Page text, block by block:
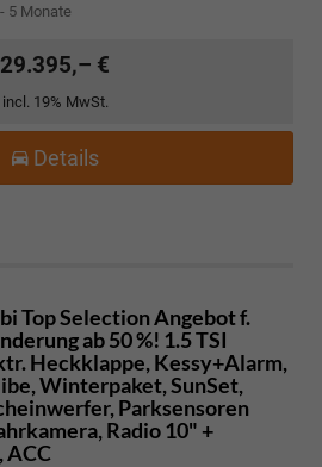
5 Monate
29.395,– €
incl. 19% MwSt.
Details
drucken
Top Selection Angebot f.
ab 50 %! 1.5 TSI
Heckklappe, Kessy+Alarm,
Winterpaket, SunSet,
Parksensoren
Radio 10" +
ACC